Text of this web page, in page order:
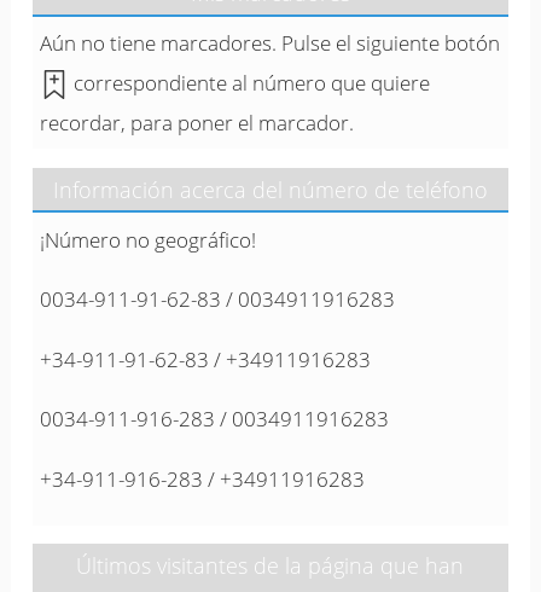
Aún no tiene marcadores. Pulse el siguiente botón
correspondiente al número que quiere
recordar, para poner el marcador.
Información acerca del número de teléfono
¡Número no geográfico!
0034-911-91-62-83 / 0034911916283
+34-911-91-62-83 / +34911916283
0034-911-916-283 / 0034911916283
+34-911-916-283 / +34911916283
Últimos visitantes de la página que han